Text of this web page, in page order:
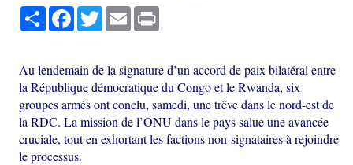
PartagerFacebook
TwitterEmail
Au lendemain de la signature d’un accord de paix bilatéral entre
la République démocratique du Congo et le Rwanda, six
groupes armés ont conclu, samedi, une trêve dans le nord-est de
la RDC. La mission de l’ONU dans le pays salue une avancée
cruciale, tout en exhortant les factions non-signataires à rejoindre
le processus.